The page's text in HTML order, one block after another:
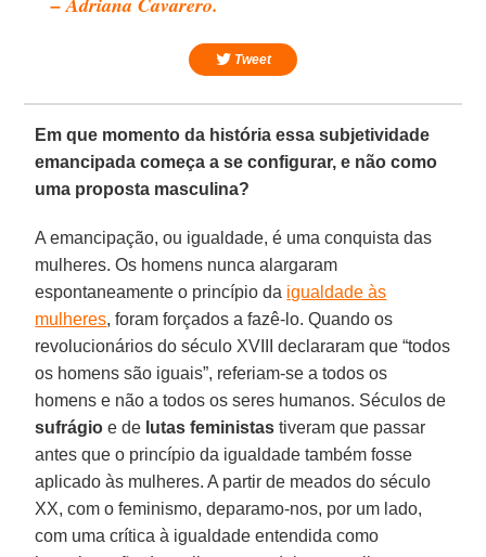
Tweet
Em que momento da história essa subjetividade
emancipada começa a se configurar, e não como
uma proposta masculina?
A emancipação, ou igualdade, é uma conquista das
mulheres. Os homens nunca alargaram
espontaneamente o princípio da igualdade às
mulheres, foram forçados a fazê-lo. Quando os
revolucionários do século XVIII declararam que “todos
os homens são iguais”, referiam-se a todos os
homens e não a todos os seres humanos. Séculos de
sufrágio e de lutas feministas tiveram que passar
antes que o princípio da igualdade também fosse
aplicado às mulheres. A partir de meados do século
XX, com o feminismo, deparamo-nos, por um lado,
com uma crítica à igualdade entendida como